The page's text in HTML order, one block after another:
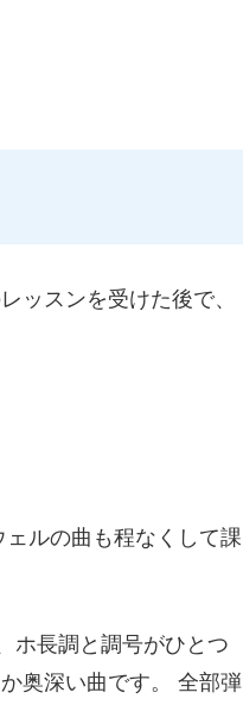
ッスンを受けた後で、
ルの曲も程なくして課
ホ長調と調号がひとつ
奥深い曲です。 全部弾